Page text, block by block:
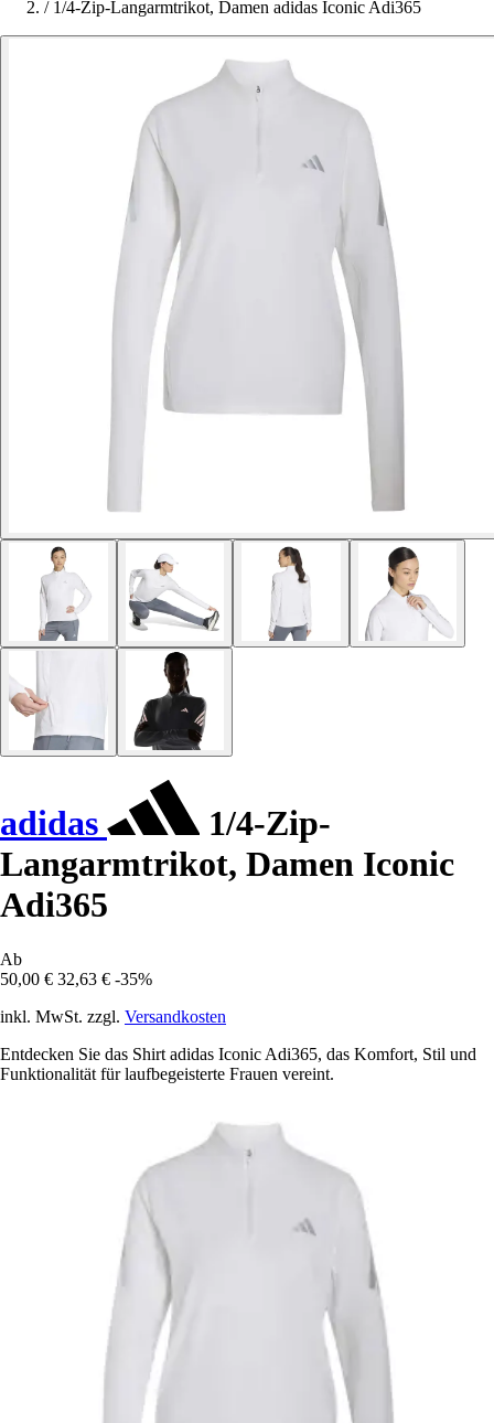
/ 1/4-Zip-Langarmtrikot, Damen adidas Iconic Adi365
adidas
1/4-Zip-
Langarmtrikot, Damen Iconic
Adi365
Ab
50,00 € 32,63 € -35%
inkl. MwSt. zzgl. Versandkosten
Entdecken Sie das Shirt adidas Iconic Adi365, das Komfort, Stil und
Funktionalität für laufbegeisterte Frauen vereint.